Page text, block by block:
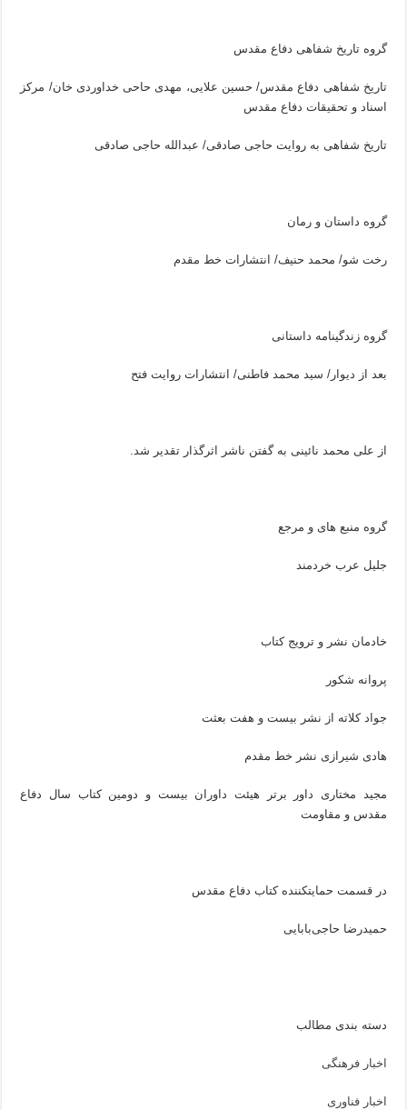
گروه تاریخ شفاهی دفاع مقدس
تاریخ شفاهی دفاع مقدس/ حسین علایی، مهدی حاحی خداوردی خان/ مرکز
اسناد و تحقیقات دفاع مقدس
تاریخ شفاهی به روایت حاجی صادقی/ عبدالله حاجی صادقی
گروه داستان و رمان
رخت شو/ محمد حنیف/ انتشارات خط مقدم
گروه زندگینامه داستانی
بعد از دیوار/ سید محمد فاطنی/ انتشارات روایت فتح
از علی محمد نائینی به گفتن ناشر اثرگذار تقدیر شد.
گروه منبع های و مرجع
جلیل عرب خردمند
خادمان نشر و ترویج کتاب
پروانه شکور
جواد کلاته از نشر بیست و هفت بعثت
هادی شیرازی نشر خط مقدم
مجید مختاری داور برتر هیئت داوران بیست و دومین کتاب سال دفاع
مقدس و مقاومت
در قسمت حمایتکننده کتاب دفاع مقدس
حمیدرضا حاجی‌بابایی
دسته بندی مطالب
اخبار فرهنگی
اخبار فناوری